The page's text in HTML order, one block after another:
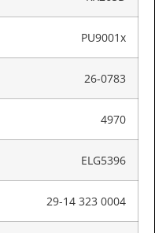
PU9001x
26-0783
4970
ELG5396
29-14 323 0004